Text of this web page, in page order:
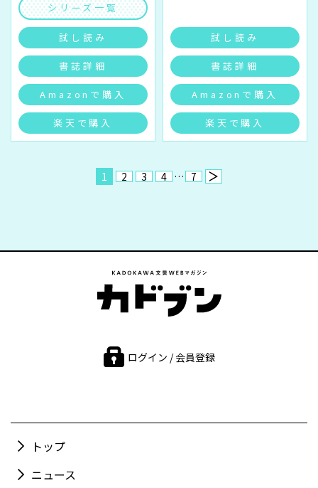
シリーズ一覧
試し読み
書誌詳細
Amazonで購入
楽天で購入
試し読み
書誌詳細
Amazonで購入
楽天で購入
1 2 3 4 … 7
ログイン / 会員登録
トップ
ニュース